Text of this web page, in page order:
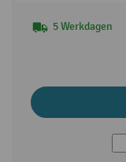
5 Werkdagen